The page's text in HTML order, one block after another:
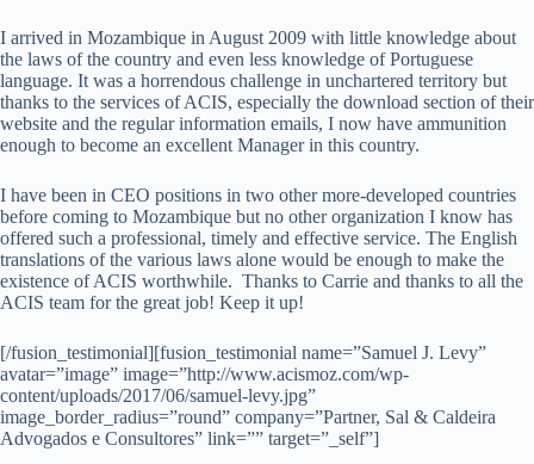
I arrived in Mozambique in August 2009 with little knowledge about
the laws of the country and even less knowledge of Portuguese
language. It was a horrendous challenge in unchartered territory but
thanks to the services of ACIS, especially the download section of their
website and the regular information emails, I now have ammunition
enough to become an excellent Manager in this country.
I have been in CEO positions in two other more-developed countries
before coming to Mozambique but no other organization I know has
offered such a professional, timely and effective service. The English
translations of the various laws alone would be enough to make the
existence of ACIS worthwhile. Thanks to Carrie and thanks to all the
ACIS team for the great job! Keep it up!
[/fusion_testimonial][fusion_testimonial name=”Samuel J. Levy”
avatar=”image” image=”http://www.acismoz.com/wp-
content/uploads/2017/06/samuel-levy.jpg”
image_border_radius=”round” company=”Partner, Sal & Caldeira
Advogados e Consultores” link=”” target=”_self”]